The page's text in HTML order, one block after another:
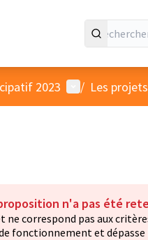
2023 Menu
/ Les
n'a pas été
ne correspond pas aux
fonctionnement et dépasse